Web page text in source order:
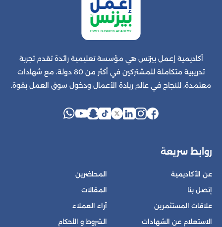
أكاديمية إعمل بيزنس هي مؤسسة تعليمية رائدة تقدم تجربة
تدريبية متكاملة للمشتركين في أكثر من 80 دولة، مع شهادات
معتمدة، للنجاح في عالم ريادة الأعمال ودخول سوق العمل بقوة.
روابط سريعة
عن الأكاديمية
إتصل بنا
علاقات المستثمرين
الاستعلام عن الشهادات
المحاضرين
المقالات
آراء العملاء
الشروط و الأحكام